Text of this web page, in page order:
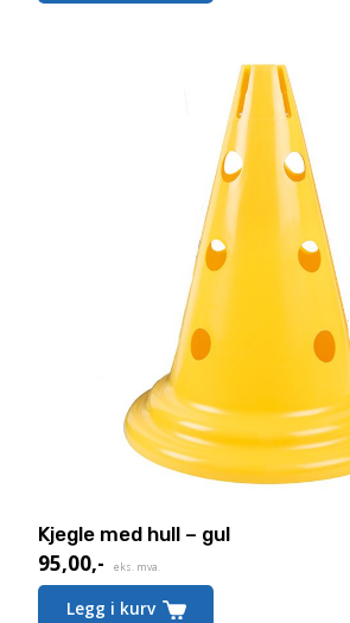
Kjegle med hull – gul
95,00,- eks. mva.
Legg i kurv